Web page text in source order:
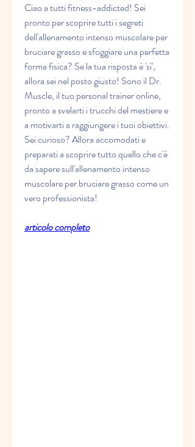
Ciao a tutti fitness-addicted! Sei
pronto per scoprire tutti i segreti
dell'allenamento intenso muscolare per
bruciare grasso e sfoggiare una perfetta
forma fisica? Se la tua risposta è 'sì',
allora sei nel posto giusto! Sono il Dr.
Muscle, il tuo personal trainer online,
pronto a svelarti i trucchi del mestiere e
a motivarti a raggiungere i tuoi obiettivi.
Sei curioso? Allora accomodati e
preparati a scoprire tutto quello che c'è
da sapere sull'allenamento intenso
muscolare per bruciare grasso come un
vero professionista!
articolo completo